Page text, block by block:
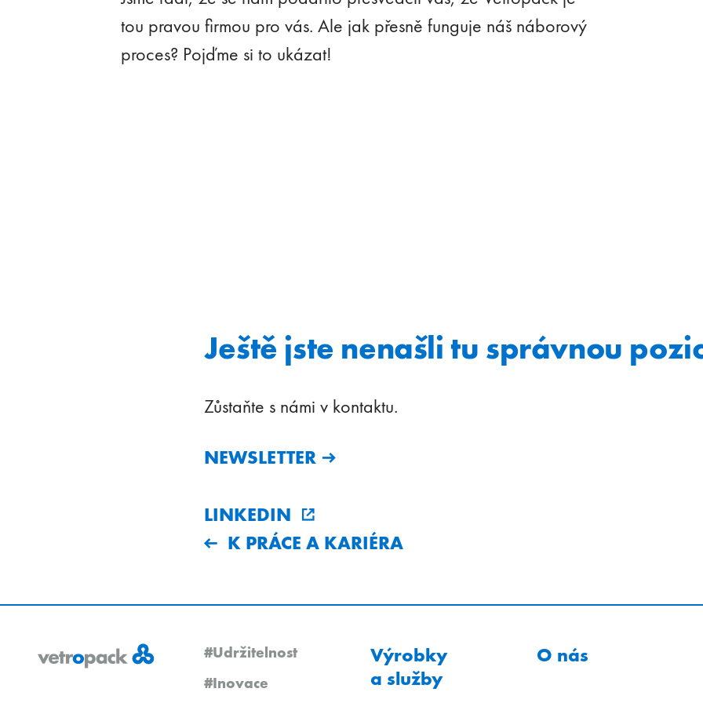
tou pravou firmou pro vás. Ale jak přesně funguje náš náborový
proces? Pojďme si to ukázat!
Ještě jste nenašli tu správnou
Zůstaňte s námi v kontaktu.
NEWSLETTER
LINKEDIN
K PRÁCE A KARIÉRA
#Udržitelnost
#Inovace
Výrobky
a služby
O nás